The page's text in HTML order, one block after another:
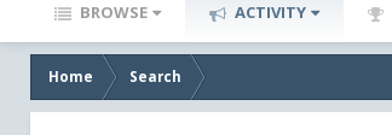
BROWSE ACTIVITY
Home Search